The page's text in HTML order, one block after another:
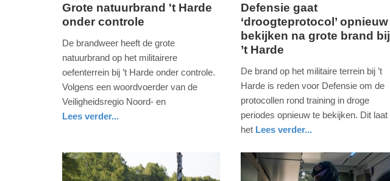
zaterdag,
11:43
05-
2026
Grote natuurbrand 't Harde
onder controle
De brandweer heeft de grote
natuurbrand op het militairere
oefenterrein bij ’t Harde onder controle.
Volgens een woordvoerder van de
Veiligheidsregio Noord- en
Lees verder...
donderdag,
30.
april
2026
-
Update:
05-
2026
Defensie gaat
‘droogteprotocol’ opnieuw
bekijken na grote brand bij
’t Harde
De brand op het militaire terrein bij ’t
Harde is reden voor Defensie om de
protocollen rond training in droge
periodes opnieuw te bekijken. Dit laat
het Lees verder...